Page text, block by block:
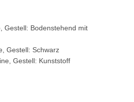
Gestell: Bodenstehend mit
Gestell: Schwarz
Gestell: Kunststoff